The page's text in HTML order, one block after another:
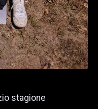
stagione